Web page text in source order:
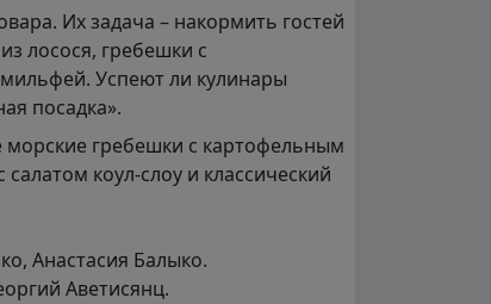
Их задача – накормить гостей
лосося, гребешки с
Успеют ли кулинары
посадка».
гребешки с картофельным
коул-слоу и классический
Анастасия Балыко.
Аветисянц.